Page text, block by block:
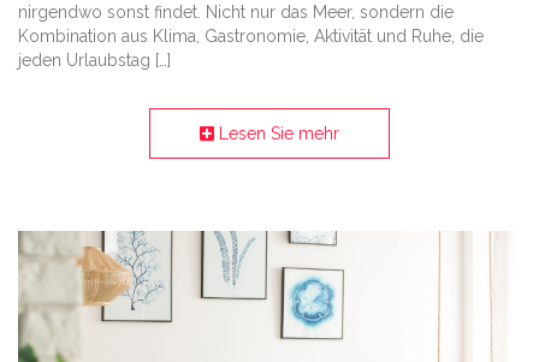
nirgendwo sonst findet. Nicht nur das Meer, sondern die
Kombination aus Klima, Gastronomie, Aktivität und Ruhe, die
jeden Urlaubstag […]
Lesen Sie mehr